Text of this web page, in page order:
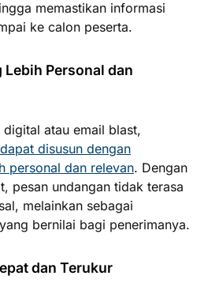
memastikan informasi
ke calon peserta.
Lebih Personal dan
atau email blast,
disusun dengan
personal dan relevan. Dengan
pesan undangan tidak terasa
melainkan sebagai
bernilai bagi penerimanya.
dan Terukur